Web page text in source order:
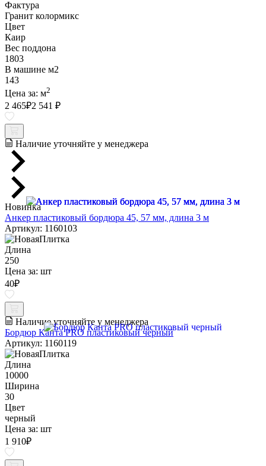
Фактура
Гранит колормикс
Цвет
Каир
Вес поддона
1803
В машине м2
143
Цена за: м2
2 465₽2 541 ₽
Наличие уточняйте у менеджера
Новинка
Анкер пластиковый бордюра 45, 57 мм, длина 3 м
Артикул: 1160103
Длина
250
Цена за: шт
40₽
Наличие уточняйте у менеджера
Бордюр Канта PRO пластиковый черный
Артикул: 1160119
Длина
10000
Ширина
30
Цвет
черный
Цена за: шт
1 910₽